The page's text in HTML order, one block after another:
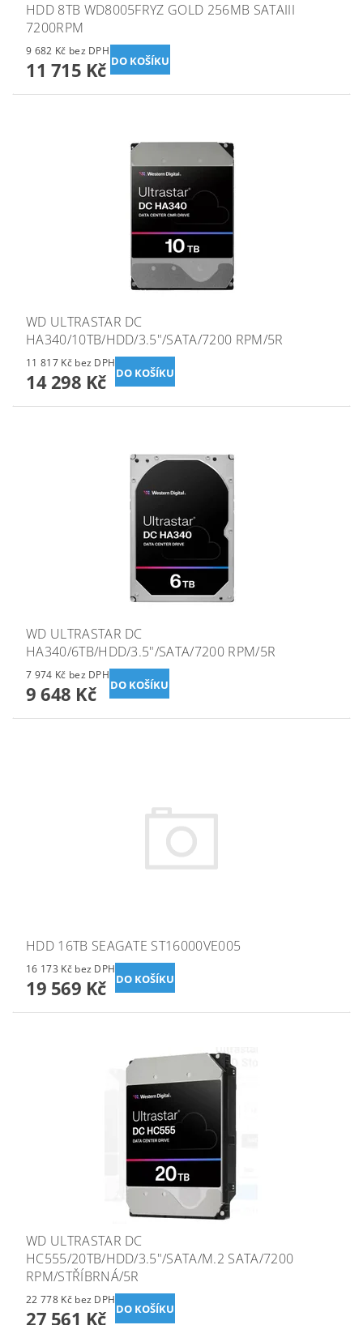
HDD 8TB WD8005FRYZ GOLD 256MB SATAIII
7200RPM
9 682 Kč bez DPH
11 715 Kč
WD ULTRASTAR DC
HA340/10TB/HDD/3.5"/SATA/7200 RPM/5R
11 817 Kč bez DPH
14 298 Kč
WD ULTRASTAR DC
HA340/6TB/HDD/3.5"/SATA/7200 RPM/5R
7 974 Kč bez DPH
9 648 Kč
HDD 16TB SEAGATE ST16000VE005
16 173 Kč bez DPH
19 569 Kč
WD ULTRASTAR DC
HC555/20TB/HDD/3.5"/SATA/M.2 SATA/7200
RPM/STŘÍBRNÁ/5R
22 778 Kč bez DPH
27 561 Kč